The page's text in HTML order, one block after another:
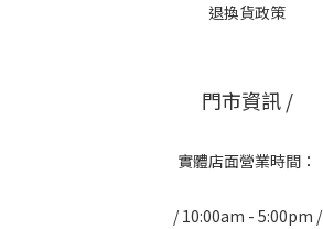
退換貨政策
門市資訊 /
實體店面營業時間：
/ 10:00am - 5:00pm /